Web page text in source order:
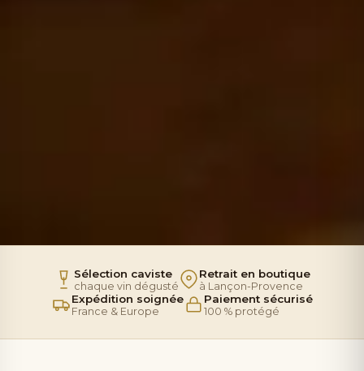
Sélection caviste
chaque vin dégusté
Retrait en boutique
à Lançon-Provence
Expédition soignée
France & Europe
Paiement sécurisé
100 % protégé